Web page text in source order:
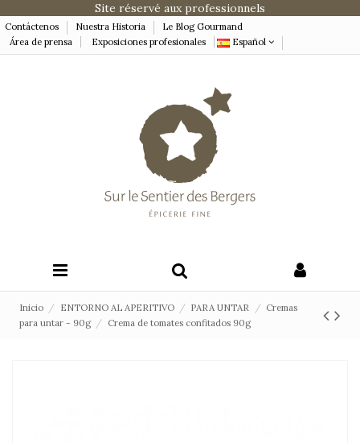
Site réservé aux professionnels
Contáctenos Nuestra Historia
Le Blog Gourmand
Área de prensa
Exposiciones profesionales Español
Inicio ENTORNO AL APERITIVO PARA UNTAR
Cremas
para untar - 90g
Crema de tomates confitados 90g